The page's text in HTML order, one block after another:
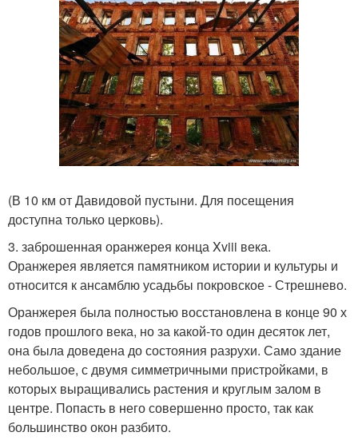
(В 10 км от Давидовой пустыни. Для посещения
доступна только церковь).
3. заброшенная оранжерея конца Xviii века.
Оранжерея является памятником истории и культуры и
относится к ансамблю усадьбы покровское - Стрешнево.
Оранжерея была полностью восстановлена в конце 90 х
годов прошлого века, но за какой-то один десяток лет,
она была доведена до состояния разрухи. Само здание
небольшое, с двумя симметричными пристройками, в
которых выращивались растения и круглым залом в
центре. Попасть в него совершенно просто, так как
большинство окон разбито.